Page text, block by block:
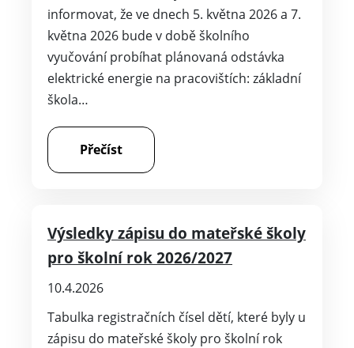
informovat, že ve dnech 5. května 2026 a 7.
května 2026 bude v době školního
vyučování probíhat plánovaná odstávka
elektrické energie na pracovištích: základní
škola…
Přečíst
Výsledky zápisu do mateřské školy
pro školní rok 2026/2027
10.4.2026
Tabulka registračních čísel dětí, které byly u
zápisu do mateřské školy pro školní rok